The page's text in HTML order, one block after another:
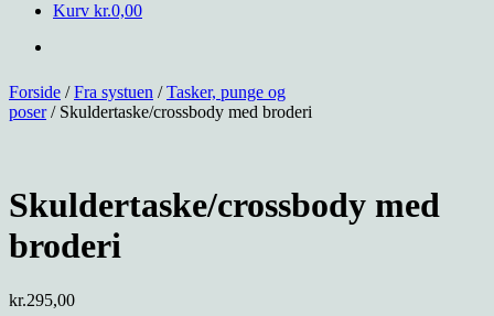
Kurv kr.0,00
Forside /Fra systuen /Tasker, punge og
poser/ Skuldertaske/crossbody med broderi
Skuldertaske/crossbody med
broderi
kr.295,00